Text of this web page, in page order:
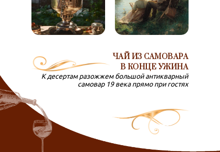
ЧАЙ ИЗ САМОВАРА
В КОНЦЕ УЖИНА
К десертам разожжем большой антикварный
самовар 19 века прямо при гостях